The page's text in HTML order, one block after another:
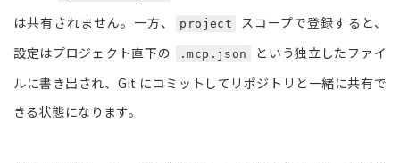
は共有されません。一方、
project
スコープで登録すると、
設定はプロジェクト直下の
.mcp.json
という独立したファイ
ルに書き出され、Git にコミットしてリポジトリと一緒に共有で
きる状態になります。